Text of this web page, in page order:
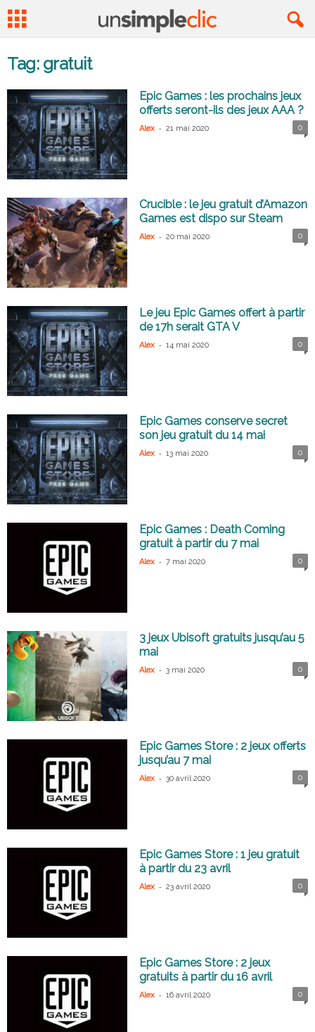
Tag: gratuit
Epic Games : les prochains jeux
offerts seront-ils des jeux AAA ?
Alex - 21 mai 2020 0
Crucible : le jeu gratuit d’Amazon
Games est dispo sur Steam
Alex - 20 mai 2020 0
Le jeu Epic Games offert à partir
de 17h serait GTA V
Alex - 14 mai 2020 0
Epic Games conserve secret
son jeu gratuit du 14 mai
Alex - 13 mai 2020 0
Epic Games : Death Coming
gratuit à partir du 7 mai
Alex - 7 mai 2020 0
3 jeux Ubisoft gratuits jusqu’au 5
mai
Alex - 3 mai 2020 0
Epic Games Store : 2 jeux offerts
jusqu’au 7 mai
Alex - 30 avril 2020 0
Epic Games Store : 1 jeu gratuit
à partir du 23 avril
Alex - 23 avril 2020 0
Epic Games Store : 2 jeux
gratuits à partir du 16 avril
Alex - 16 avril 2020 0